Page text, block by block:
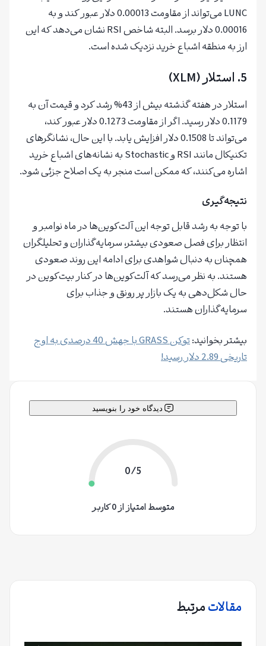
LUNC می‌تواند از مقاومت 0.00013 دلار عبور کند و به
0.00016 دلار برسد. البته شاخص RSI نشان می‌دهد که این
ارز به منطقه اشباع خرید نزدیک شده است.
5. استلار (XLM)
استلار در هفته گذشته بیش از 43% رشد کرد و قیمت آن به
0.1179 دلار رسید. اگر از مقاومت 0.1273 دلار عبور کند،
می‌تواند تا 0.1508 دلار افزایش یابد. با این حال، نشانگرهای
تکنیکال مانند RSI و Stochastic به نشانه‌های اشباع خرید
اشاره می‌کنند، که ممکن است منجر به یک اصلاح جزئی شود.
نتیجه‌گیری
با توجه به رشد قابل توجه این آلت‌کوین‌ها در ماه نوامبر و
انتظار برای فصل صعودی بیشتر، سرمایه‌گذاران و تحلیلگران
همچنان به دنبال شواهدی برای ادامه این روند صعودی
هستند. به نظر می‌رسد که آلت‌کوین‌ها در کنار بیت‌کوین در
حال شکل‌دهی به یک بازار پر رونق و جذاب برای
سرمایه‌گذاران هستند.
بیشتر بخوانید:
توکن GRASS با جهش 40 درصدی به اوج
تاریخی 2.89 دلار رسید!
دیدگاه خود را بنویسید
0/5
متوسط امتیاز از 0 کاربر
مقالاتمرتبط